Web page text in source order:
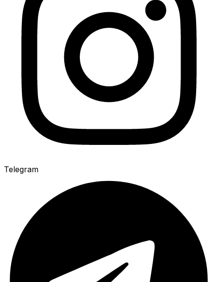
Telegram